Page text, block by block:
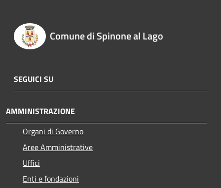
Comune di Spinone al Lago
SEGUICI SU
AMMINISTRAZIONE
Organi di Governo
Aree Amministrative
Uffici
Enti e fondazioni